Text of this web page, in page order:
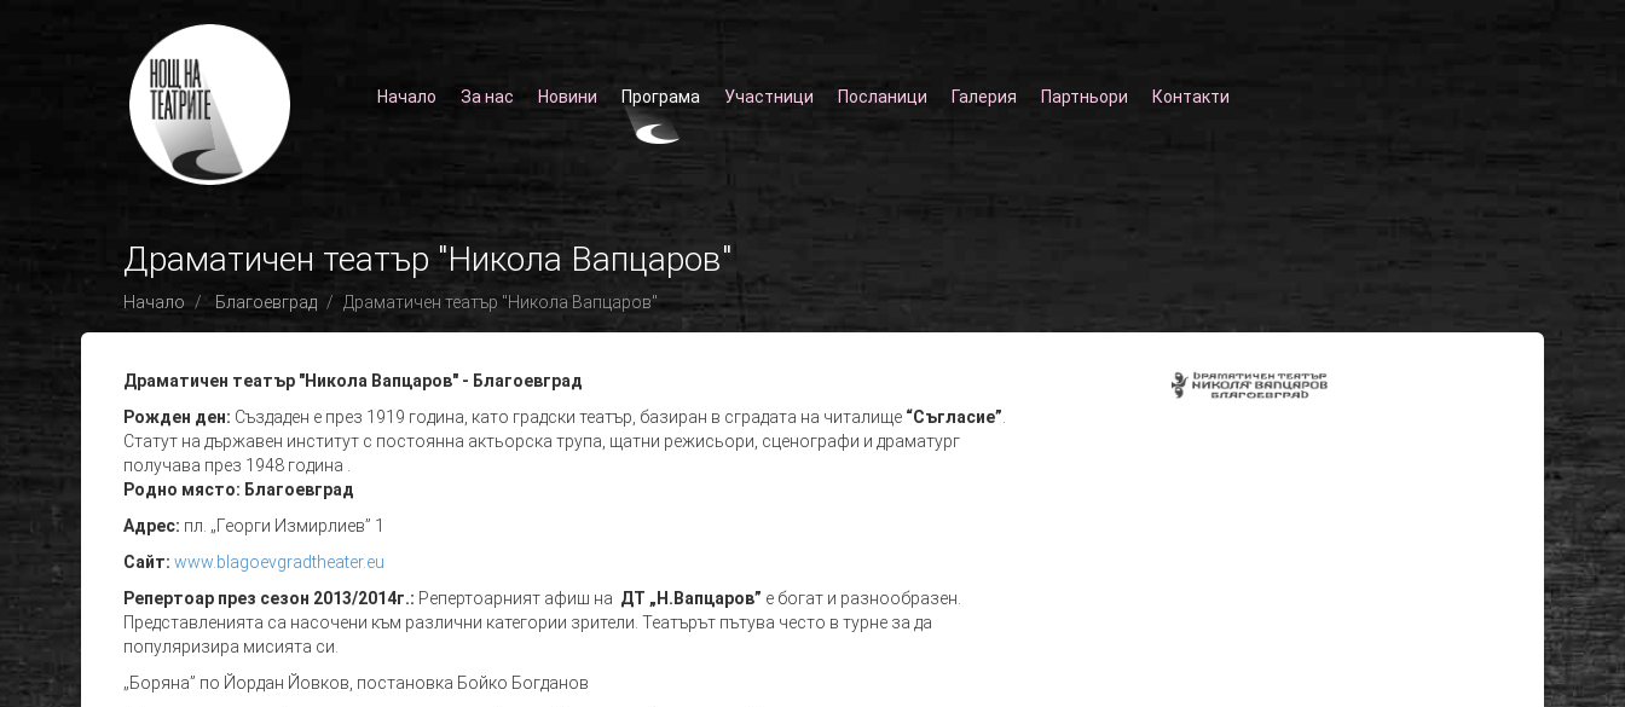
Начало За нас Новини Програма Участници Посланици Галерия Партньори Контакти
Драматичен театър "Никола Вапцаров"
Начало Благоевград Драматичен театър "Никола Вапцаров"
Драматичен театър "Никола Вапцаров" - Благоевград
Рожден ден: Създаден е през 1919 година, като градски театър, базиран в сградата на читалище “Съгласие”
Статут на държавен институт с постоянна актьорска трупа, щатни режисьори, сценографи и драматург
получава през 1948 година .
Родно място: Благоевград
Адрес: пл. „Георги Измирлиев” 1
Сайт: www.blagoevgradtheater.eu
Репертоар през сезон 2013/2014г.: Репертоарният афиш на ДТ „Н.Вапцаров” е богат и разнообразен.
Представленията са насочени към различни категории зрители. Театърът пътува често в турне за да
популяризира мисията си.
„Боряна” по Йордан Йовков, постановка Бойко Богданов